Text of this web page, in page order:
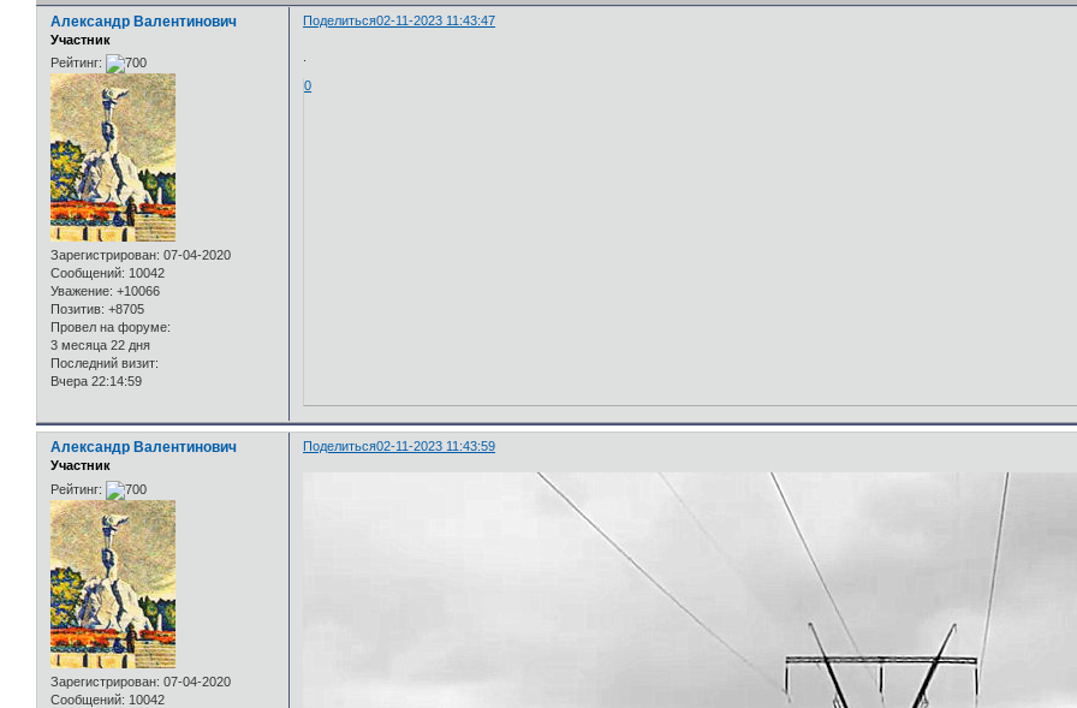
Поделиться02-11-2023 11:43:47
Александр Валентинович
Участник
Рейтинг:
Зарегистрирован: 07-04-2020
Сообщений: 10042
Уважение: +10066
Позитив: +8705
Провел на форуме:
3 месяца 22 дня
Последний визит:
Вчера 22:14:59
0
Поделиться02-11-2023 11:43:59
Александр Валентинович
Участник
Рейтинг:
Зарегистрирован: 07-04-2020
Сообщений: 10042